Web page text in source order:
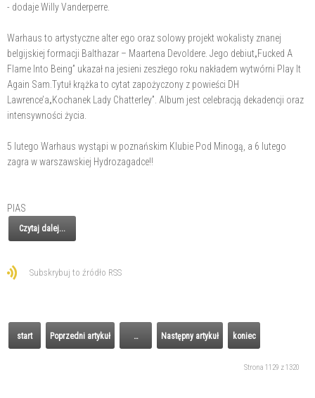
- dodaje Willy Vanderperre.
Warhaus to artystyczne alter ego oraz solowy projekt wokalisty znanej
belgijskiej formacji Balthazar – Maartena Devoldere. Jego debiut„Fucked A
Flame Into Being” ukazał na jesieni zeszłego roku nakładem wytwórni Play It
Again Sam.Tytuł krążka to cytat zapożyczony z powieści DH
Lawrence’a„Kochanek Lady Chatterley”. Album jest celebracją dekadencji oraz
intensywności życia.
5 lutego Warhaus wystąpi w poznańskim Klubie Pod Minogą, a 6 lutego
zagra w warszawskiej Hydrozagadce!!
PIAS
Czytaj dalej...
Subskrybuj to źródło RSS
start Poprzedni artykuł … Następny artykuł koniec
Strona 1129 z 1320